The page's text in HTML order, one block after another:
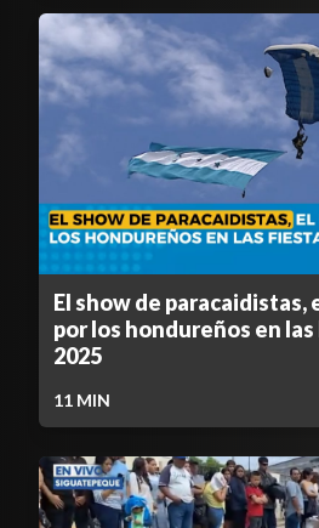
El show de paracaidistas,
por los hondureños en
2025
11 MIN